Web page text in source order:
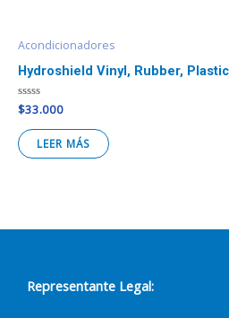
Acondicionadores
Hydroshield Vinyl, Rubber,
Valorado
en
0
de
5
$33.000
LEER MÁS
Representante Legal: